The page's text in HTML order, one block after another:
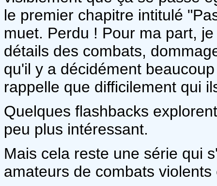
le premier chapitre intitulé
muet. Perdu ! Pour ma part,
détails des combats,
qu'il y a décidément
rappelle que difficilement qui
Quelques flashbacks
peu plus intéressant.
Mais cela reste une série qui
amateurs de combats